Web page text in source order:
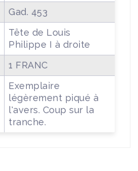
Gad. 453
Tête de Louis
Philippe I à droite
1 FRANC
Exemplaire
légèrement piqué à
l'avers. Coup sur la
tranche.